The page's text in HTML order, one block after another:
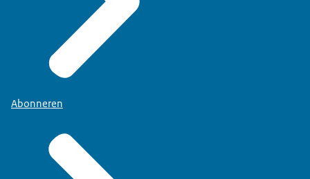
Abonneren